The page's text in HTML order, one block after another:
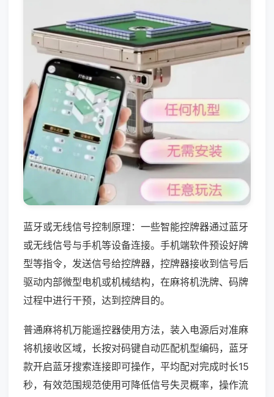
蓝牙或无线信号控制原理：一些智能控牌器通过蓝牙
或无线信号与手机等设备连接。手机端软件预设好牌
型等指令，发送信号给控牌器，控牌器接收到信号后
驱动内部微型电机或机械结构，在麻将机洗牌、码牌
过程中进行干预，达到控牌目的。
普通麻将机万能遥控器使用方法，装入电源后对准麻
将机接收区域，长按对码键自动匹配机型编码，蓝牙
款开启蓝牙搜索连接即可操作，平均配对完成时长15
秒，有效范围规范使用可降低信号失灵概率，操作流